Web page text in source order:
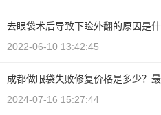
去眼袋术后导致下睑外翻的原因是
2022-06-10 13:42:45
成都做眼袋失败修复价格是多少？
2024-07-16 15:27:44